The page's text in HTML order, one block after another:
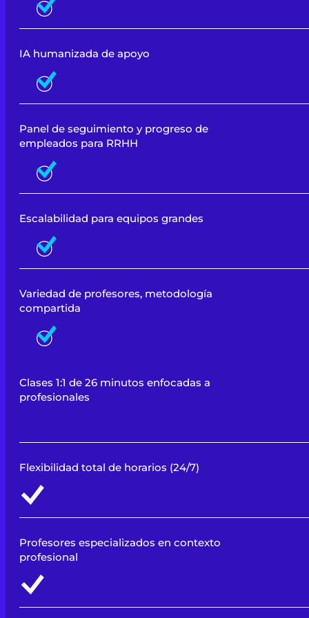
IA humanizada de apoyo
Panel de seguimiento y progreso de
empleados para RRHH
Escalabilidad para equipos grandes
Variedad de profesores, metodología
compartida
Clases 1:1 de 26 minutos enfocadas a
profesionales
Flexibilidad total de horarios (24/7)
Profesores especializados en contexto
profesional